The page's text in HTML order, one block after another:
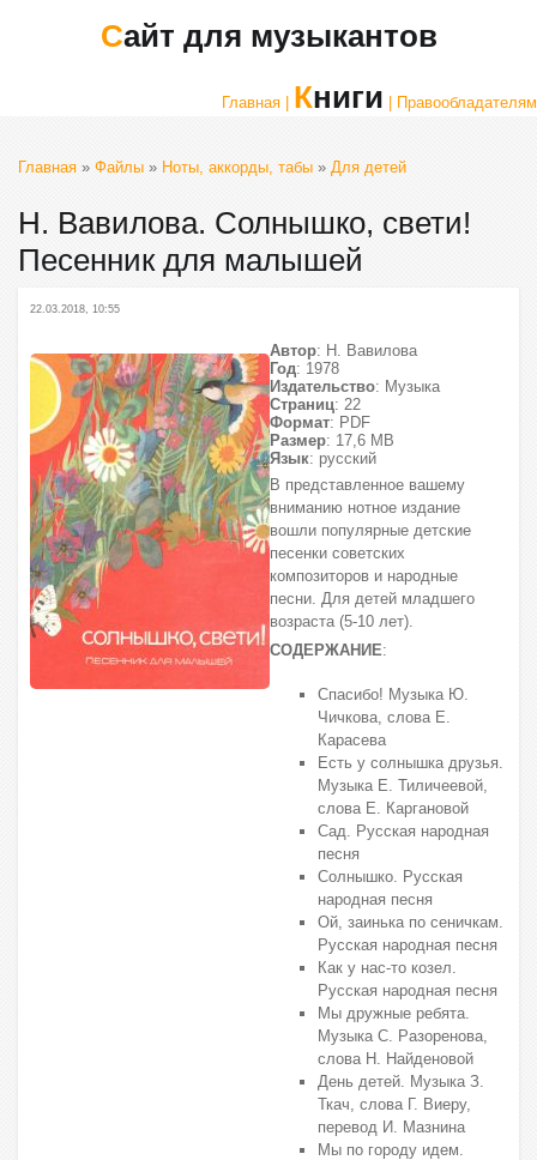
Сайт для музыкантов
Главная | Книги | Правообладателям
Главная » Файлы » Ноты, аккорды, табы » Для детей
Н. Вавилова. Солнышко, свети!
Песенник для малышей
22.03.2018, 10:55
Автор: Н. Вавилова
Год: 1978
Издательство: Музыка
Страниц: 22
Формат: PDF
Размер: 17,6 МВ
Язык: русский
В представленное вашему
вниманию нотное издание
вошли популярные детские
песенки советских
композиторов и народные
песни. Для детей младшего
возраста (5-10 лет).
СОДЕРЖАНИЕ:
Спасибо! Музыка Ю.
Чичкова, слова Е.
Карасева
Есть у солнышка друзья.
Музыка Е. Тиличеевой,
слова Е. Каргановой
Сад. Русская народная
песня
Солнышко. Русская
народная песня
Ой, заинька по сеничкам.
Русская народная песня
Как у нас-то козел.
Русская народная песня
Мы дружные ребята.
Музыка С. Разоренова,
слова Н. Найденовой
День детей. Музыка З.
Ткач, слова Г. Виеру,
перевод И. Мазнина
Мы по городу идем.